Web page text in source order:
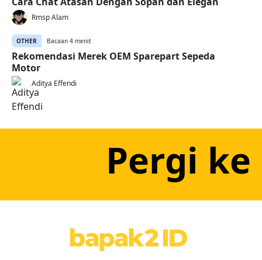
Rmsp Alam
OTHER Bacaan 4 menit
Rekomendasi Merek OEM Sparepart Sepeda
Motor
Aditya Effendi
Pergi